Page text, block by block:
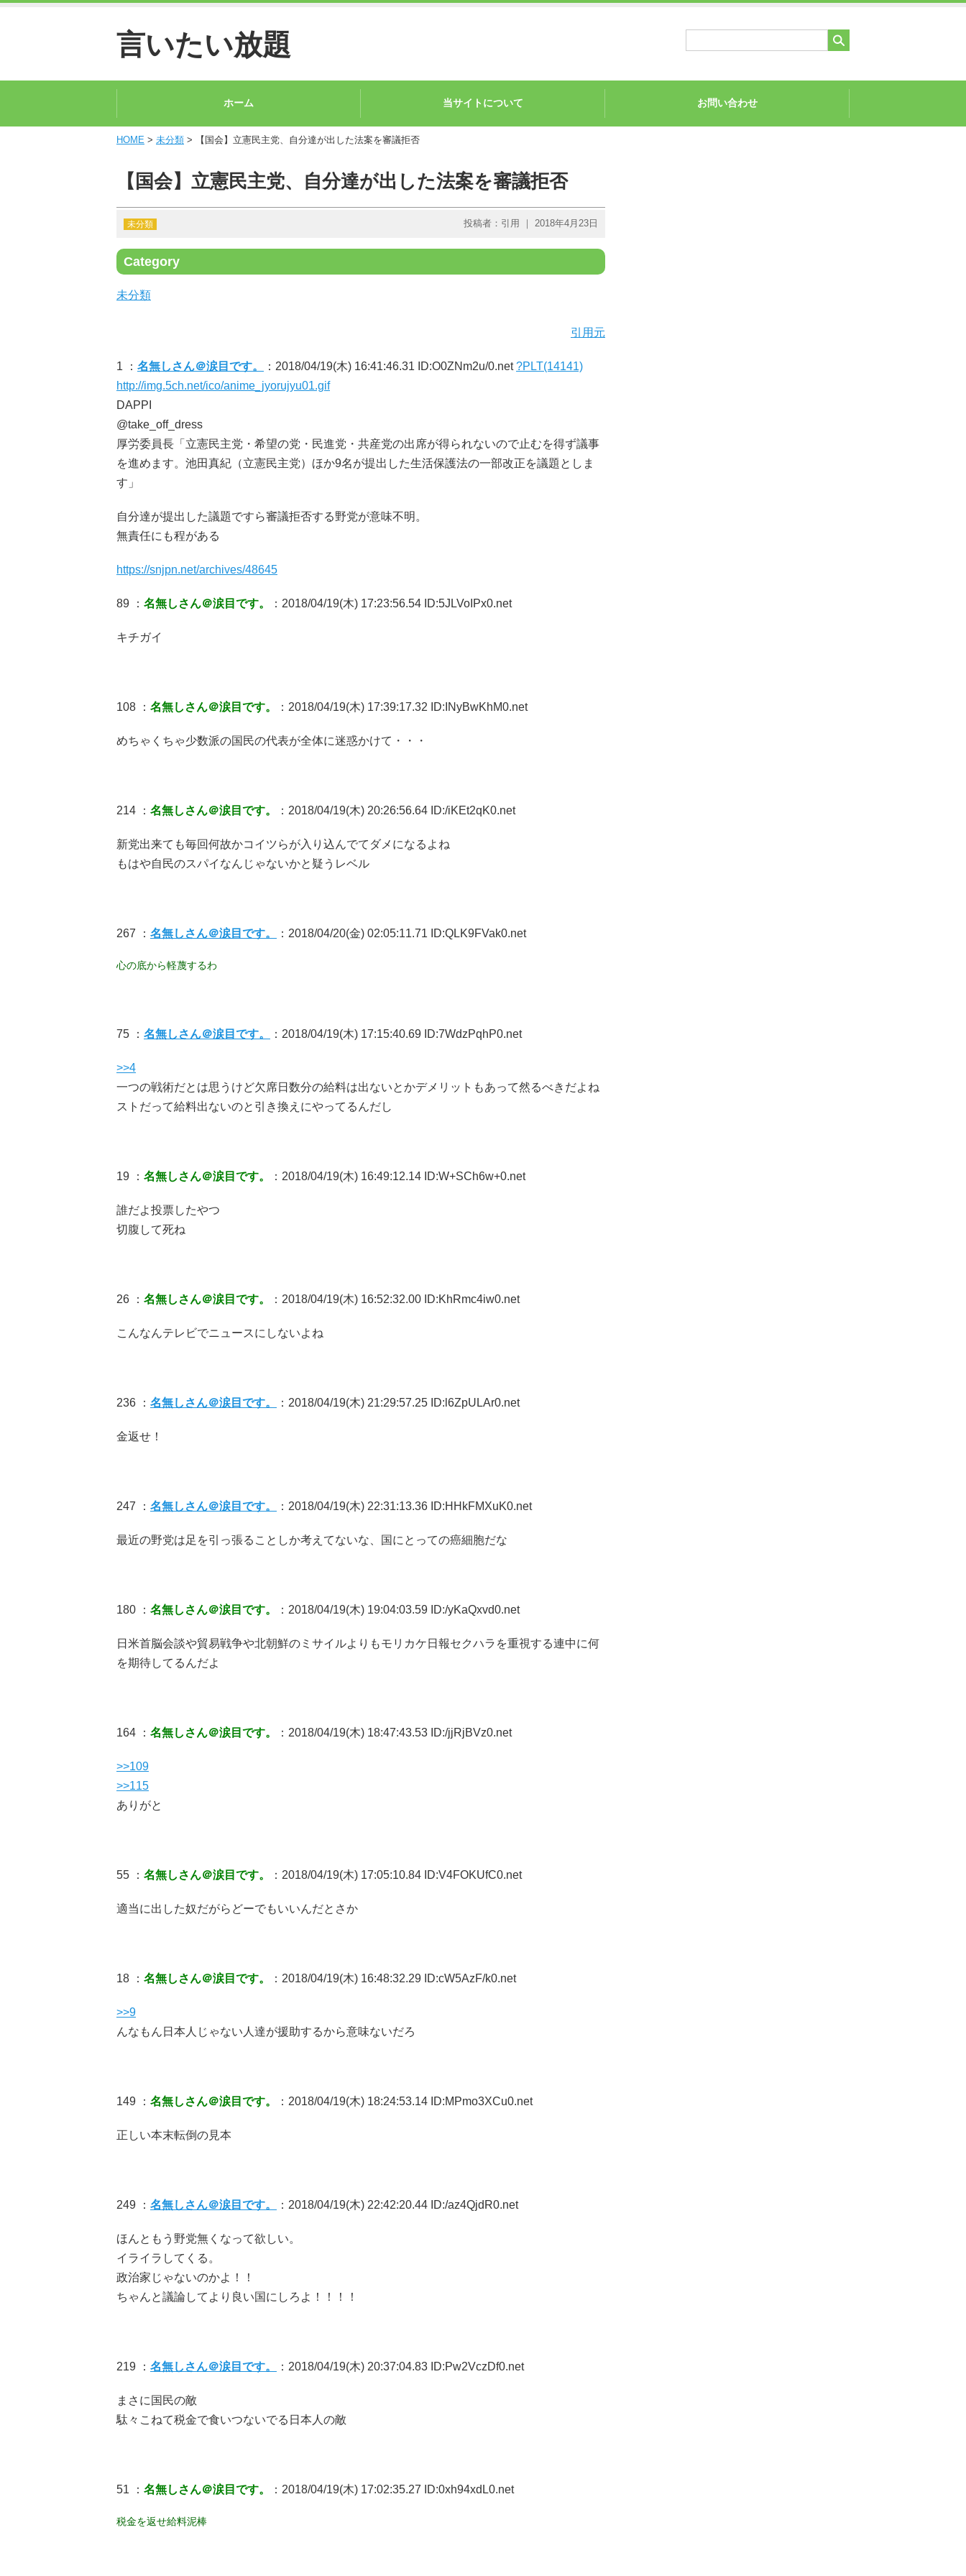
言いたい放題
ホーム 当サイトについて お問い合わせ
HOME > 未分類 > 【国会】立憲民主党、自分達が出した法案を審議拒否
【国会】立憲民主党、自分達が出した法案を審議拒否
未分類 投稿者：引用 ｜ 2018年4月23日
Category
未分類
引用元
1 ： 名無しさん＠涙目です。 ：2018/04/19(木) 16:41:46.31 ID:O0ZNm2u/0.net?PLT(14141)
http://img.5ch.net/ico/anime_jyorujyu01.gif
DAPPI
@take_off_dress
厚労委員長「立憲民主党・希望の党・民進党・共産党の出席が得られないので止むを得ず議事
を進めます。池田真紀（立憲民主党）ほか9名が提出した生活保護法の一部改正を議題としま
す」
自分達が提出した議題ですら審議拒否する野党が意味不明。
無責任にも程がある
https://snjpn.net/archives/48645
89 ： 名無しさん＠涙目です。 ：2018/04/19(木) 17:23:56.54 ID:5JLVoIPx0.net
キチガイ
108 ： 名無しさん＠涙目です。 ：2018/04/19(木) 17:39:17.32 ID:INyBwKhM0.net
めちゃくちゃ少数派の国民の代表が全体に迷惑かけて・・・
214 ： 名無しさん＠涙目です。 ：2018/04/19(木) 20:26:56.64 ID:/iKEt2qK0.net
新党出来ても毎回何故かコイツらが入り込んでてダメになるよね
もはや自民のスパイなんじゃないかと疑うレベル
267 ： 名無しさん＠涙目です。 ：2018/04/20(金) 02:05:11.71 ID:QLK9FVak0.net
心の底から軽蔑するわ
75 ： 名無しさん＠涙目です。 ：2018/04/19(木) 17:15:40.69 ID:7WdzPqhP0.net
>>4
一つの戦術だとは思うけど欠席日数分の給料は出ないとかデメリットもあって然るべきだよね
ストだって給料出ないのと引き換えにやってるんだし
19 ： 名無しさん＠涙目です。 ：2018/04/19(木) 16:49:12.14 ID:W+SCh6w+0.net
誰だよ投票したやつ
切腹して死ね
26 ： 名無しさん＠涙目です。 ：2018/04/19(木) 16:52:32.00 ID:KhRmc4iw0.net
こんなんテレビでニュースにしないよね
236 ： 名無しさん＠涙目です。 ：2018/04/19(木) 21:29:57.25 ID:l6ZpULAr0.net
金返せ！
247 ： 名無しさん＠涙目です。 ：2018/04/19(木) 22:31:13.36 ID:HHkFMXuK0.net
最近の野党は足を引っ張ることしか考えてないな、国にとっての癌細胞だな
180 ： 名無しさん＠涙目です。 ：2018/04/19(木) 19:04:03.59 ID:/yKaQxvd0.net
日米首脳会談や貿易戦争や北朝鮮のミサイルよりもモリカケ日報セクハラを重視する連中に何
を期待してるんだよ
164 ： 名無しさん＠涙目です。 ：2018/04/19(木) 18:47:43.53 ID:/jjRjBVz0.net
>>109
>>115
ありがと
55 ： 名無しさん＠涙目です。 ：2018/04/19(木) 17:05:10.84 ID:V4FOKUfC0.net
適当に出した奴だがらどーでもいいんだとさか
18 ： 名無しさん＠涙目です。 ：2018/04/19(木) 16:48:32.29 ID:cW5AzF/k0.net
>>9
んなもん日本人じゃない人達が援助するから意味ないだろ
149 ： 名無しさん＠涙目です。 ：2018/04/19(木) 18:24:53.14 ID:MPmo3XCu0.net
正しい本末転倒の見本
249 ： 名無しさん＠涙目です。 ：2018/04/19(木) 22:42:20.44 ID:/az4QjdR0.net
ほんともう野党無くなって欲しい。
イライラしてくる。
政治家じゃないのかよ！！
ちゃんと議論してより良い国にしろよ！！！！
219 ： 名無しさん＠涙目です。 ：2018/04/19(木) 20:37:04.83 ID:Pw2VczDf0.net
まさに国民の敵
駄々こねて税金で食いつないでる日本人の敵
51 ： 名無しさん＠涙目です。 ：2018/04/19(木) 17:02:35.27 ID:0xh94xdL0.net
税金を返せ給料泥棒